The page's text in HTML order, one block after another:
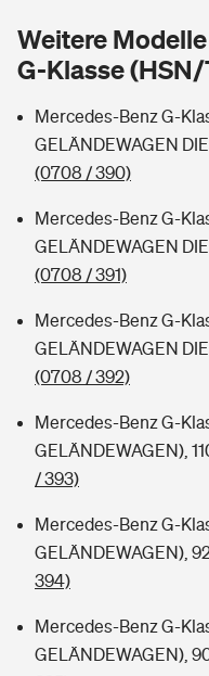
Wer versichert was: Jetzt
Sie haben Fragen?
Zur Übersicht
Typklassen: So ist Ihr
Sie haben Fragen?
Weitere
G-Klasse
Mercedes-Benz G-
GELÄNDEWAGEN
(0708 / 390)
Mercedes-Benz G-
GELÄNDEWAGEN
(0708 / 391)
Mercedes-Benz G-
GELÄNDEWAGEN
(0708 / 392)
Mercedes-Benz G-
GELÄNDEWAGEN),
/ 393)
Mercedes-Benz G-
GELÄNDEWAGEN),
394)
Mercedes-Benz G-
GELÄNDEWAGEN),